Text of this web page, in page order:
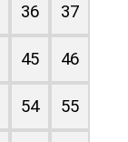
36 37
45 46
54 55